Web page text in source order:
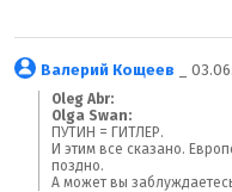
Валерий Кощеев _
Oleg Abr:
Olga Swan:
ПУТИН = ГИТЛЕР.
И этим все сказано.
поздно.
А может вы